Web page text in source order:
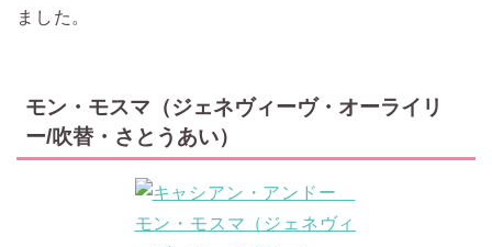
ました。
モン・モスマ（ジェネヴィーヴ・オーライリ
ー/吹替・さとうあい）